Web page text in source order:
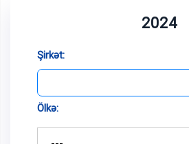
2024
Şirkət:
Ölkə: